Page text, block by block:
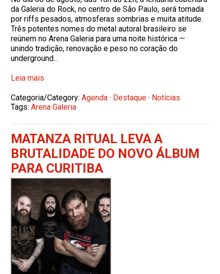
da Galeria do Rock, no centro de São Paulo, será tomada
por riffs pesados, atmosferas sombrias e muita atitude.
Três potentes nomes do metal autoral brasileiro se
reúnem no Arena Galeria para uma noite histórica —
unindo tradição, renovação e peso no coração do
underground...
Leia mais
Categoria/Category:Agenda · Destaque · Notícias
Tags:Arena Galeria
MATANZA RITUAL LEVA A
BRUTALIDADE DO NOVO ÁLBUM
PARA CURITIBA